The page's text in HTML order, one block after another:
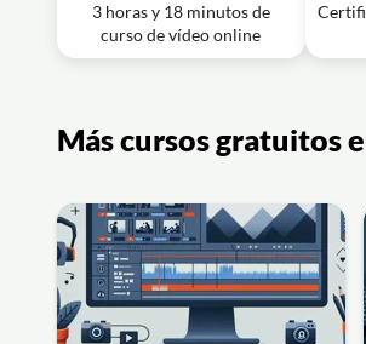
Lección en vídeo:
Effects | GIF MP4 y
3 horas y 18 minutos de
curso de vídeo online
Más cursos gratuitos